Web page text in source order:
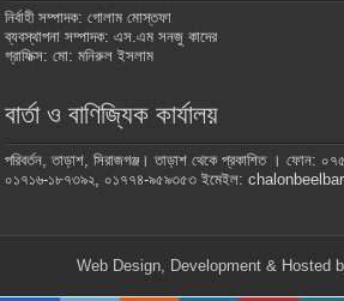
নির্বাহী সম্পাদক: গোলাম মোস্তফা
ব্যবস্থাপনা সম্পাদক: এস.এম সনজু কাদের
গ্রাফিক্স: মো: মনিরুল ইসলাম
বার্তা ও বাণিজ্যিক কার্যালয়
পরিবর্তন, তাড়াশ, সিরাজগঞ্জ। তাড়াশ থেকে প্রকাশিত । ফোন:
০১৭১৬-১৮৭৩৯২, ০১৭৭৪-৯৫৯৩৫৩ ইমেইল:
Web Design, Development & Hosted